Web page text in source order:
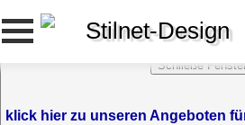
Stilnet-Design
klick hier zu unseren Angeboten